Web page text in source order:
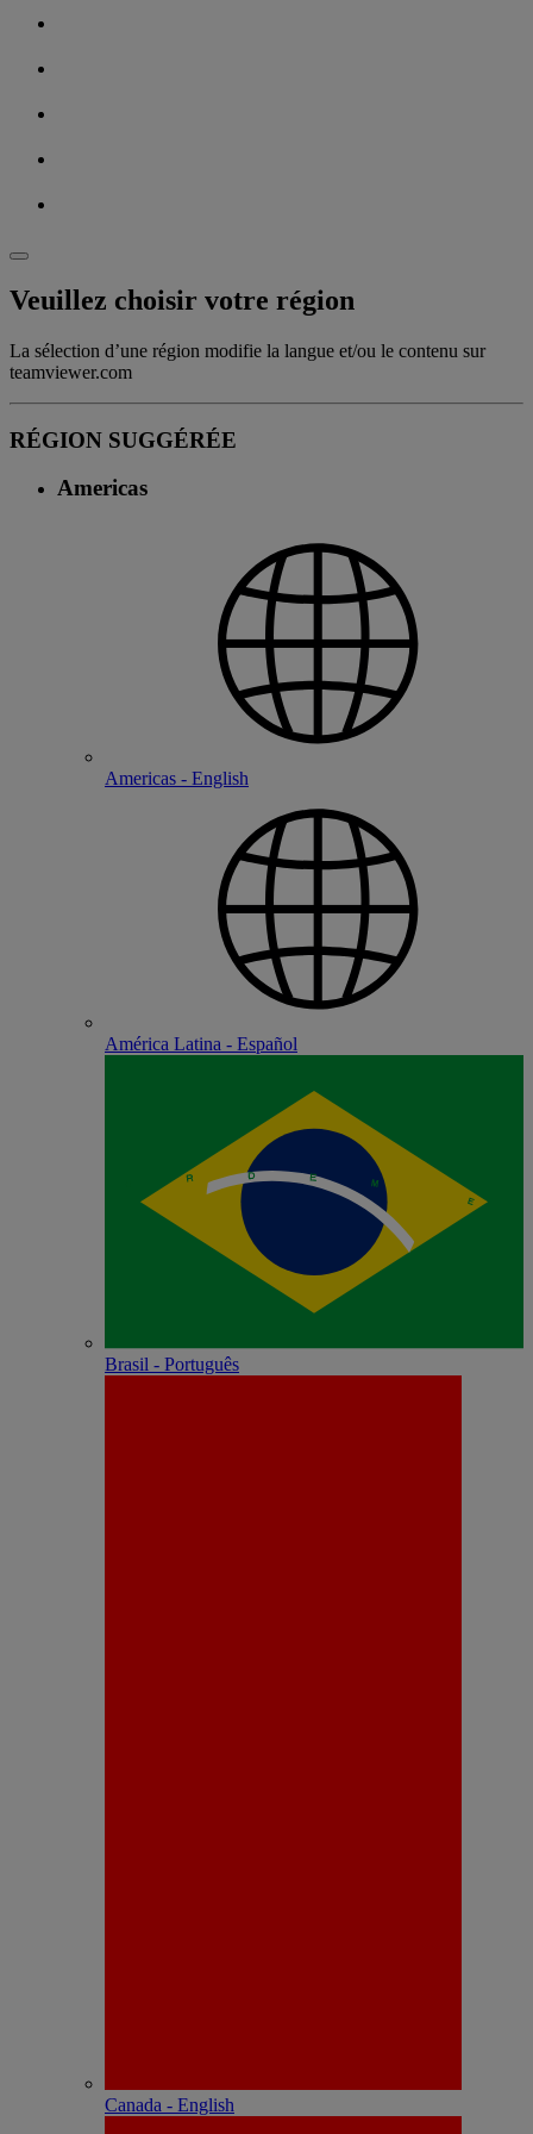
Veuillez choisir votre région
La sélection d’une région modifie la langue et/ou le contenu sur
teamviewer.com
RÉGION SUGGÉRÉE
Americas
Americas - English
América Latina - Español
Brasil - Português
Canada - English